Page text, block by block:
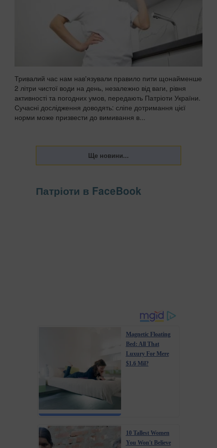
Тривалий час нам нав'язували правило пити щонайменше
2 літри чистої води на день, незалежно від ваги, рівня
активності та погодних умов, передають Патріоти України.
Сучасні дослідження доводять: сліпе дотримання цієї
норми може призвести до вимивання в...
Патріоти в FaceBook
Magnetic Floating
Bed: All That
Luxury For Mere
$1.6 Mil?
10 Tallest Women
You Won't Believe